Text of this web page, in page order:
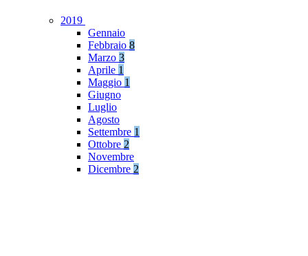
2019
Gennaio
Febbraio 8
Marzo 3
Aprile 1
Maggio 1
Giugno
Luglio
Agosto
Settembre 1
Ottobre 2
Novembre
Dicembre 2